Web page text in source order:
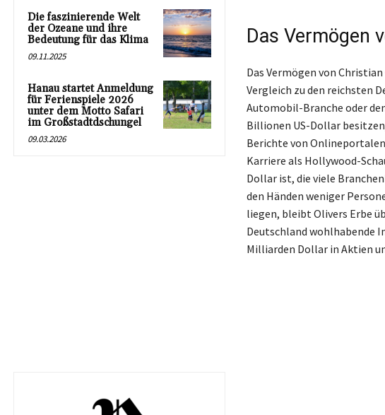
Die faszinierende Welt
der Ozeane und ihre
Bedeutung für das Klima
09.11.2025
Hanau startet Anmeldung
für Ferienspiele 2026
unter dem Motto Safari
im Großstadtdschungel
09.03.2026
Das Vermögen
Das Vermögen von
Vergleich zu den reichsten
Automobil-Branche oder
Billionen US-Dollar
Berichte von
Karriere als Hollywood-
Dollar ist, die viele
den Händen weniger
liegen, bleibt Olivers Erbe
Deutschland wohlhabende
Milliarden Dollar in Aktien